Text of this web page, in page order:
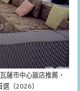
薩市中心飯店推薦，
（2026）